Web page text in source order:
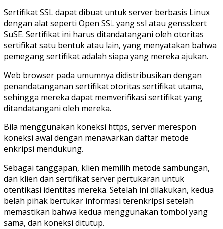
Sertifikat SSL dapat dibuat untuk server berbasis Linux
dengan alat seperti Open SSL yang ssl atau gensslcert
SuSE. Sertifikat ini harus ditandatangani oleh otoritas
sertifikat satu bentuk atau lain, yang menyatakan bahwa
pemegang sertifikat adalah siapa yang mereka ajukan.
Web browser pada umumnya didistribusikan dengan
penandatanganan sertifikat otoritas sertifikat utama,
sehingga mereka dapat memverifikasi sertifikat yang
ditandatangani oleh mereka.
Bila menggunakan koneksi https, server merespon
koneksi awal dengan menawarkan daftar metode
enkripsi mendukung.
Sebagai tanggapan, klien memilih metode sambungan,
dan klien dan sertifikat server pertukaran untuk
otentikasi identitas mereka. Setelah ini dilakukan, kedua
belah pihak bertukar informasi terenkripsi setelah
memastikan bahwa kedua menggunakan tombol yang
sama, dan koneksi ditutup.